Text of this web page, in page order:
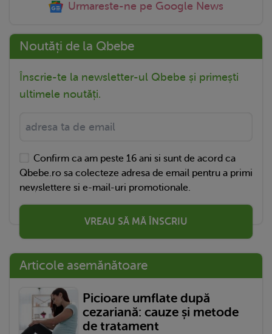
Urmareste-ne pe Google News
Noutăți de la Qbebe
Înscrie-te la newsletter-ul Qbebe și primești
ultimele noutăți.
Confirm ca am peste 16 ani si sunt de acord ca
Qbebe.ro sa colecteze adresa de email pentru a primi
newslettere si e-mail-uri promotionale.
VREAU SĂ MĂ ÎNSCRIU
Articole asemănătoare
Picioare umflate după
cezariană: cauze și metode
de tratament